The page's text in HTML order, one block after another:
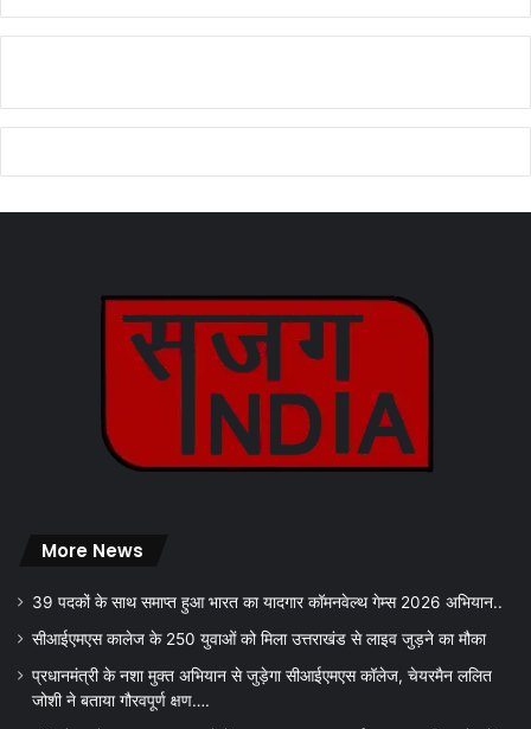
More News
39 पदकों के साथ समाप्त हुआ भारत का यादगार कॉमनवेल्थ गेम्स 2026 अभियान..
सीआईएमएस कालेज के 250 युवाओं को मिला उत्तराखंड से लाइव जुड़ने का मौका
प्रधानमंत्री के नशा मुक्त अभियान से जुड़ेगा सीआईएमएस कॉलेज, चेयरमैन ललित
जोशी ने बताया गौरवपूर्ण क्षण….